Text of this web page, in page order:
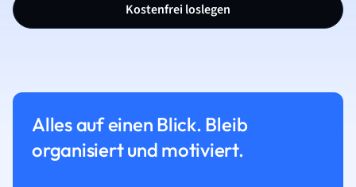
Kostenfrei loslegen
Alles auf einen Blick. Bleib
organisiert und motiviert.